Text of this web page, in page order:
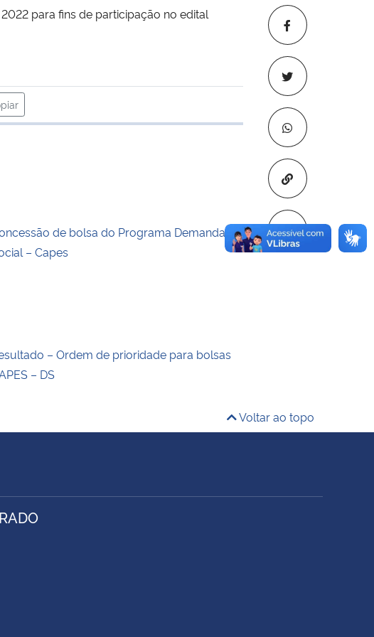
Copiar para
para fins de participação no edital
área de transferência
de bolsa do Programa Demanda
– Capes
– Ordem de prioridade para bolsas
– DS
Voltar ao topo